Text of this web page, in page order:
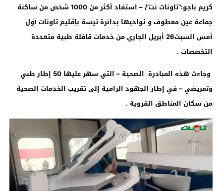
كريم باجو:”تاونات نت”/ – استفاد أكثر من 1000 شخص من ساكنة
جماعة عين معطوف و نواحيها بدائرة تيسة بإقليم تاونات أول
أمس السبت26 أبريل الجاري من خدمات قافلة طبية متعددة
التخصصات .
وجاءت هذه المبادرة الصحية – التي سهر عليها 50 إطار طبي
وتمريضي – في إطار الجهود الرامية إلى تقريب الخدمات الصحية
من سكان المناطق القروية .